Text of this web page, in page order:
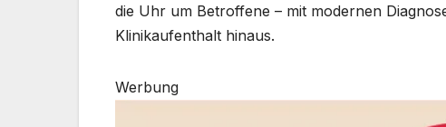
die Uhr um Betroffene – mit modernen
Klinikaufenthalt hinaus.
Werbung